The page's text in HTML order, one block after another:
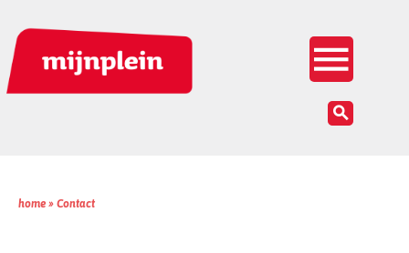


home » Contact